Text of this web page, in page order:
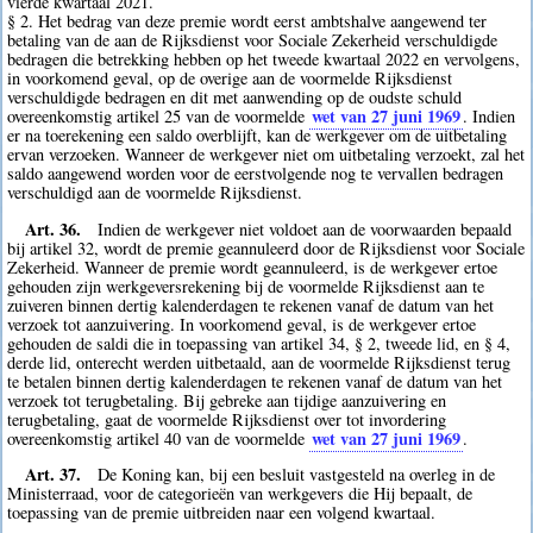
§ 2. Het bedrag van deze premie wordt eerst ambtshalve aangewend ter
betaling van de aan de Rijksdienst voor Sociale Zekerheid verschuldigde
bedragen die betrekking hebben op het tweede kwartaal 2022 en vervolgens,
in voorkomend geval, op de overige aan de voormelde Rijksdienst
verschuldigde bedragen en dit met aanwending op de oudste schuld
overeenkomstig artikel 25 van de voormelde wet van 27 juni 1969. Indien
er na toerekening een saldo overblijft, kan de werkgever om de uitbetaling
ervan verzoeken. Wanneer de werkgever niet om uitbetaling verzoekt, zal het
saldo aangewend worden voor de eerstvolgende nog te vervallen bedragen
verschuldigd aan de voormelde Rijksdienst.
Art. 36.
Indien de werkgever niet voldoet aan de voorwaarden bepaald
bij artikel 32, wordt de premie geannuleerd door de Rijksdienst voor Sociale
Zekerheid. Wanneer de premie wordt geannuleerd, is de werkgever ertoe
gehouden zijn werkgeversrekening bij de voormelde Rijksdienst aan te
zuiveren binnen dertig kalenderdagen te rekenen vanaf de datum van het
verzoek tot aanzuivering. In voorkomend geval, is de werkgever ertoe
gehouden de saldi die in toepassing van artikel 34, § 2, tweede lid, en § 4,
derde lid, onterecht werden uitbetaald, aan de voormelde Rijksdienst terug
te betalen binnen dertig kalenderdagen te rekenen vanaf de datum van het
verzoek tot terugbetaling. Bij gebreke aan tijdige aanzuivering en
terugbetaling, gaat de voormelde Rijksdienst over tot invordering
overeenkomstig artikel 40 van de voormelde wet van 27 juni 1969.
Art. 37.
De Koning kan, bij een besluit vastgesteld na overleg in de
Ministerraad, voor de categorieën van werkgevers die Hij bepaalt, de
toepassing van de premie uitbreiden naar een volgend kwartaal.